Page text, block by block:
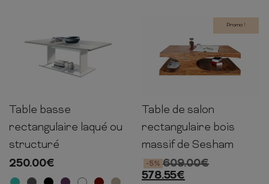
40cm 120cm
Table basse
rectangulaire laqué ou
structuré
250.00€
Promo !
40cm 120cm
Table de salon
rectangulaire bois
massif de Sesham
609.00€
-5%
578.55€